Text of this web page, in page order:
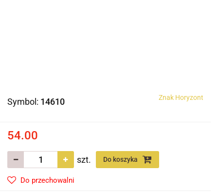
Symbol: 14610 Znak Horyzont
54.00
szt. Do koszyka
Do przechowalni